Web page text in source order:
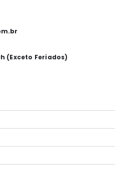
(Exceto Feriados)